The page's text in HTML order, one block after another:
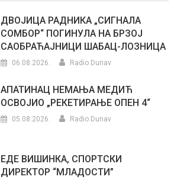
ДВОЈИЦА РАДНИКА „СИГНАЛА
СОМБОР“ ПОГИНУЛА НА БРЗОЈ
САОБРАЋАЈНИЦИ ШАБАЦ-ЛОЗНИЦА
06.08.2026. Radio Dunav
АПАТИНАЦ НЕМАЊА МЕДИЋ
ОСВОЈИО „РЕКЕТИРАЊЕ ОПЕН 4“
05.08.2026. Radio Dunav
ЕДЕ ВИШИНКА, СПОРТСКИ
ДИРЕКТОР “МЛАДОСТИ”